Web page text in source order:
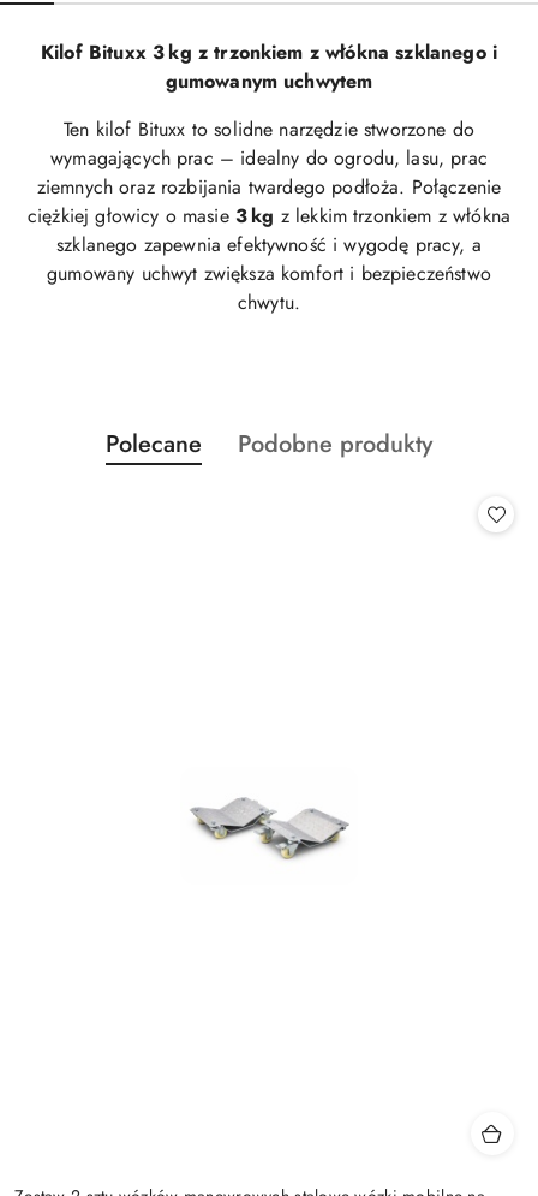
Kilof Bituxx 3 kg z trzonkiem z włókna szklanego i
gumowanym uchwytem
Ten kilof Bituxx to solidne narzędzie stworzone do
wymagających prac – idealny do ogrodu, lasu, prac
ziemnych oraz rozbijania twardego podłoża. Połączenie
ciężkiej głowicy o masie 3 kg z lekkim trzonkiem z włókna
szklanego zapewnia efektywność i wygodę pracy, a
gumowany uchwyt zwiększa komfort i bezpieczeństwo
chwytu.
Pomiń karuzelę produktów
Produkty
o
Polecane
Produkty
Podobne produkty